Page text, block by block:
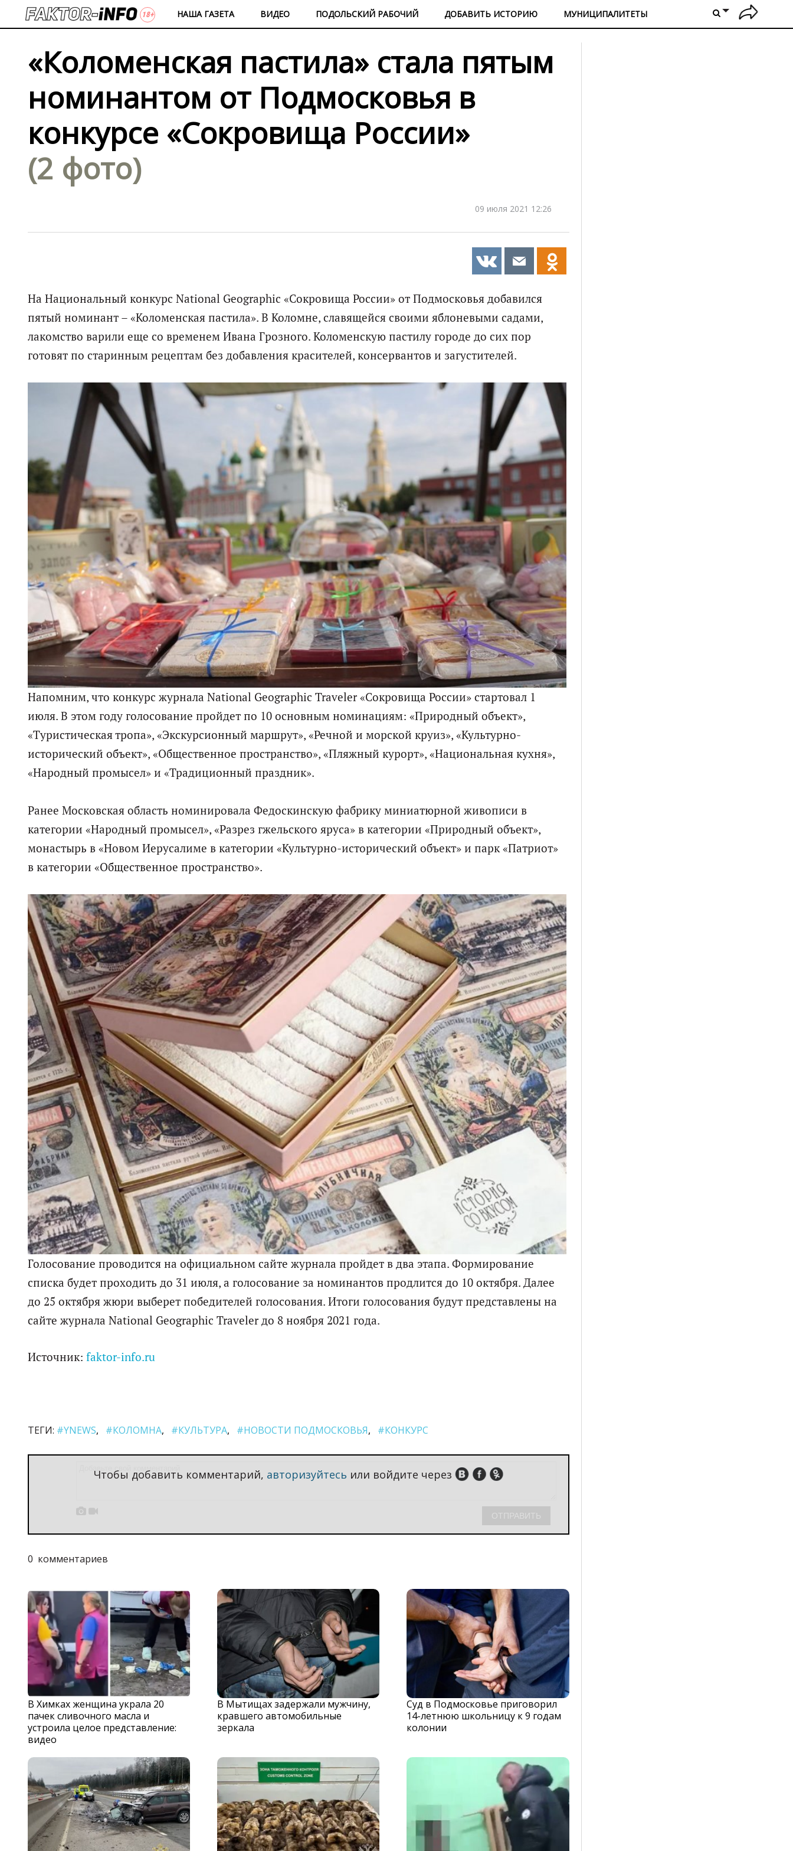
НАША ГАЗЕТА ВИДЕО ПОДОЛЬСКИЙ РАБОЧИЙ ДОБАВИТЬ ИСТОРИЮ МУНИЦИПАЛИТЕТЫ
«Коломенская пастила» стала пятым
номинантом от Подмосковья в
конкурсе «Сокровища России»
(2 фото)
09 июля 2021 12:26
На Национальный конкурс National Geographic «Сокровища России» от Подмосковья добавился
пятый номинант – «Коломенская пастила». В Коломне, славящейся своими яблоневыми садами,
лакомство варили еще со временем Ивана Грозного. Коломенскую пастилу городе до сих пор
готовят по старинным рецептам без добавления красителей, консервантов и загустителей.
Напомним, что конкурс журнала National Geographic Traveler «Сокровища России» стартовал 1
июля. В этом году голосование пройдет по 10 основным номинациям: «Природный объект»,
«Туристическая тропа», «Экскурсионный маршрут», «Речной и морской круиз», «Культурно-
исторический объект», «Общественное пространство», «Пляжный курорт», «Национальная кухня»,
«Народный промысел» и «Традиционный праздник».
Ранее Московская область номинировала Федоскинскую фабрику миниатюрной живописи в
категории «Народный промысел», «Разрез гжельского яруса» в категории «Природный объект»,
монастырь в «Новом Иерусалиме в категории «Культурно-исторический объект» и парк «Патриот»
в категории «Общественное пространство».
Голосование проводится на официальном сайте журнала пройдет в два этапа. Формирование
списка будет проходить до 31 июля, а голосование за номинантов продлится до 10 октября. Далее
до 25 октября жюри выберет победителей голосования. Итоги голосования будут представлены на
сайте журнала National Geographic Traveler до 8 ноября 2021 года.
Источник: faktor-info.ru
ТЕГИ: #YNEWS #КОЛОМНА #КУЛЬТУРА #НОВОСТИ ПОДМОСКОВЬЯ #КОНКУРС
Чтобы добавить комментарий, авторизуйтесь или войдите через
 
0 комментариев
В Химках женщина украла 20
пачек сливочного масла и
устроила целое представление:
видео
В Мытищах задержали мужчину,
кравшего автомобильные
зеркала
Суд в Подмосковье приговорил
14-летнюю школьницу к 9 годам
колонии